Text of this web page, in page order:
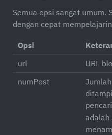
Semua opsi sangat umum.
dengan cepat
Opsi
url
URL
numPost
adalah